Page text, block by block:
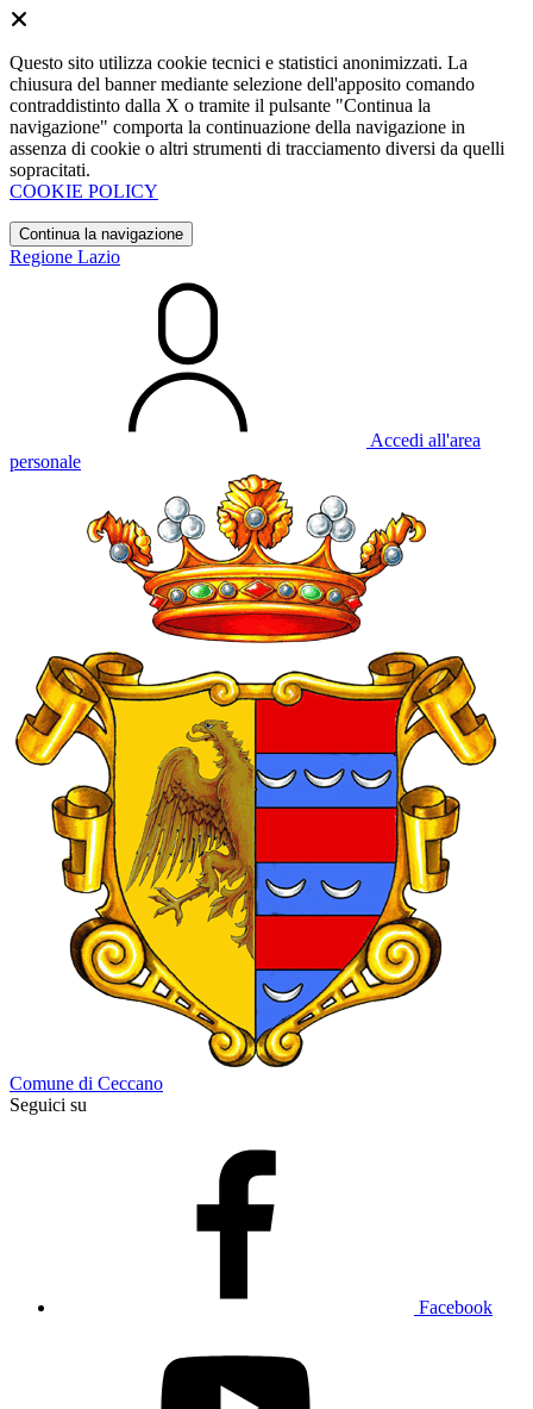
Questo sito utilizza cookie tecnici e statistici anonimizzati. La
chiusura del banner mediante selezione dell'apposito comando
contraddistinto dalla X o tramite il pulsante "Continua la
navigazione" comporta la continuazione della navigazione in
assenza di cookie o altri strumenti di tracciamento diversi da quelli
sopracitati.
COOKIE POLICY
Continua la navigazione
Regione Lazio
Accedi all'area
personale
Comune di Ceccano
Seguici su
Facebook